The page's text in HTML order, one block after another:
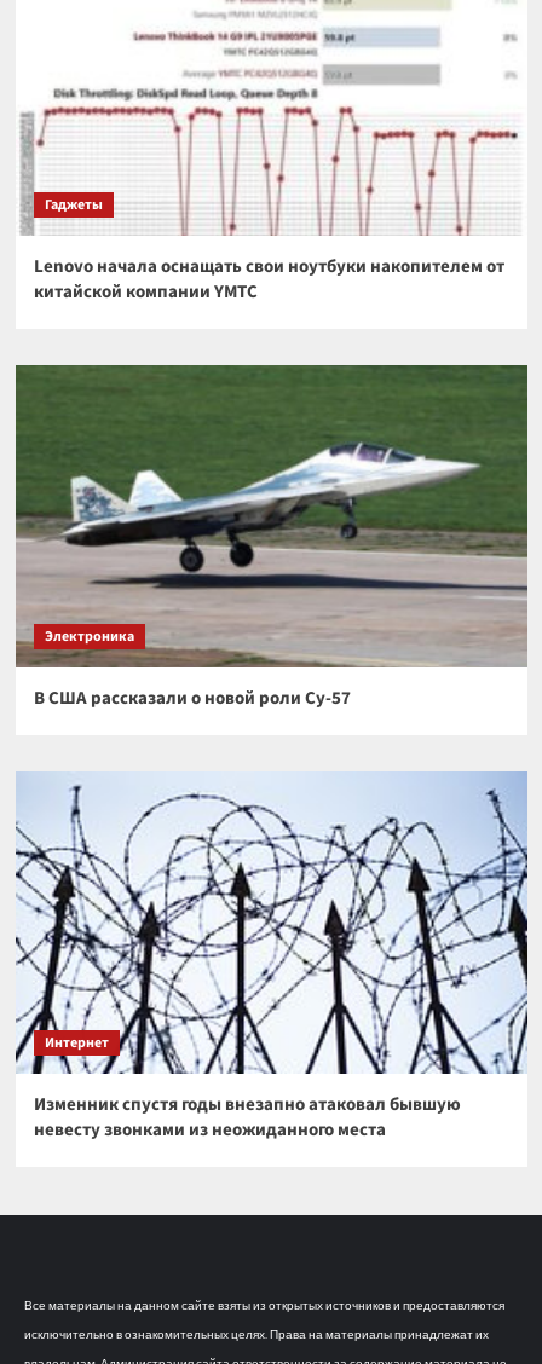
Гаджеты
Lenovo начала оснащать свои ноутбуки накопителем от
китайской компании YMTC
Электроника
В США рассказали о новой роли Су-57
Интернет
Изменник спустя годы внезапно атаковал бывшую
невесту звонками из неожиданного места
Все материалы на данном сайте взяты из открытых источников и предоставляются
исключительно в ознакомительных целях. Права на материалы принадлежат их